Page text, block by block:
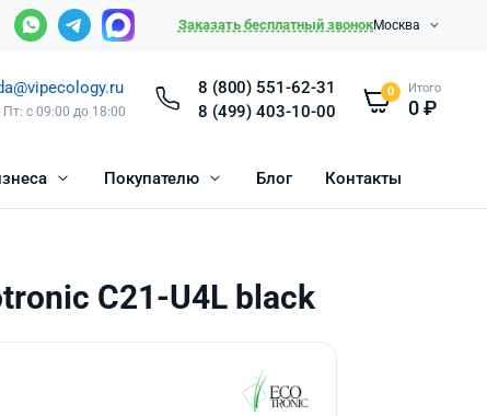
Заказать бесплатный звонокМосква
Пт: с 09:00 до 18:00
8 (800) 551-62-31
8 (499) 403-10-00
0 Итого
0₽
Покупателю Блог Контакты
C21-U4L black